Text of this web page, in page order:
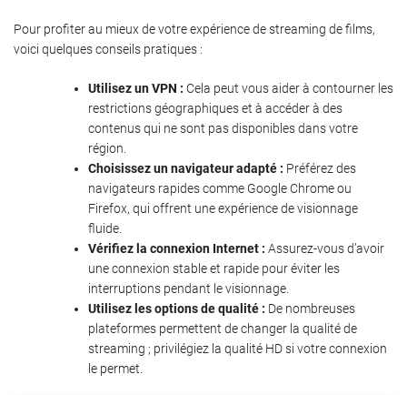
Pour profiter au mieux de votre expérience de streaming de films,
voici quelques conseils pratiques :
Utilisez un VPN : Cela peut vous aider à contourner les
restrictions géographiques et à accéder à des
contenus qui ne sont pas disponibles dans votre
région.
Choisissez un navigateur adapté : Préférez des
navigateurs rapides comme Google Chrome ou
Firefox, qui offrent une expérience de visionnage
fluide.
Vérifiez la connexion Internet : Assurez-vous d’avoir
une connexion stable et rapide pour éviter les
interruptions pendant le visionnage.
Utilisez les options de qualité : De nombreuses
plateformes permettent de changer la qualité de
streaming ; privilégiez la qualité HD si votre connexion
le permet.